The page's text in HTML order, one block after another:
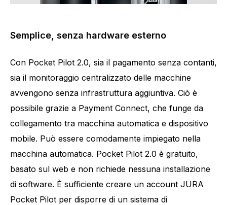
Semplice, senza hardware esterno
Con Pocket Pilot 2.0, sia il pagamento senza contanti,
sia il monitoraggio centralizzato delle macchine
avvengono senza infrastruttura aggiuntiva. Ciò è
possibile grazie a Payment Connect, che funge da
collegamento tra macchina automatica e dispositivo
mobile. Può essere comodamente impiegato nella
macchina automatica. Pocket Pilot 2.0 è gratuito,
basato sul web e non richiede nessuna installazione
di software. È sufficiente creare un account JURA
Pocket Pilot per disporre di un sistema di